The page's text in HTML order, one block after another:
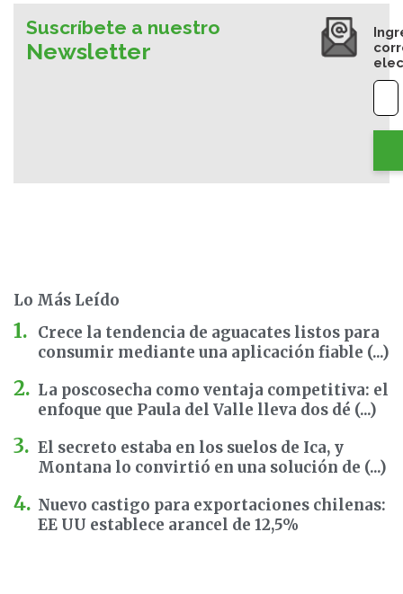
Suscríbete a nuestro
Newsletter
Lo Más Leído
Crece la tendencia de aguacates listos para
consumir mediante una aplicación fiable (...)
La poscosecha como ventaja competitiva: el
enfoque que Paula del Valle lleva dos dé (...)
El secreto estaba en los suelos de Ica, y
Montana lo convirtió en una solución de (...)
Nuevo castigo para exportaciones chilenas:
EE UU establece arancel de 12,5%